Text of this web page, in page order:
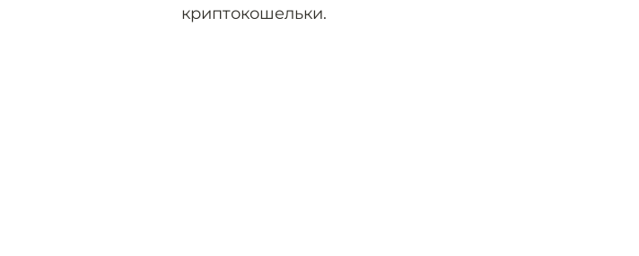
криптокошельки.